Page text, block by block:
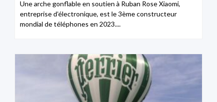
Une arche gonflable en soutien à Ruban Rose Xiaomi,
entreprise d’électronique, est le 3ème constructeur
mondial de téléphones en 2023....